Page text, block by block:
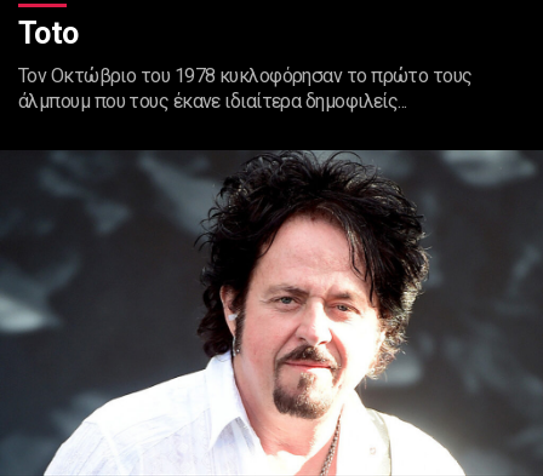
Toto
Τον Οκτώβριο του 1978 κυκλοφόρησαν το πρώτο τους
άλμπουμ που τους έκανε ιδιαίτερα δημοφιλείς...